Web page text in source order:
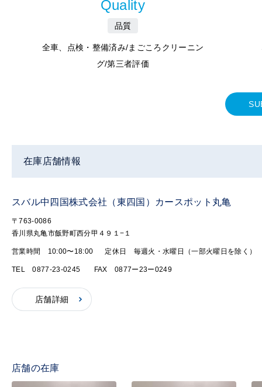
Quality
品質
全車、点検・整備済み/まごころクリーニン
グ/第三者評価
在庫店舗情報
スバル中四国株式会社（東四国）カースポット丸亀
〒763-0086
香川県丸亀市飯野町西分甲４９１−１
営業時間 10:00〜18:00 定休日 毎週火・水曜日（一部火曜日を除く）
TEL 0877-23-0245 FAX 0877ー23ー0249
店舗詳細
店舗の在庫